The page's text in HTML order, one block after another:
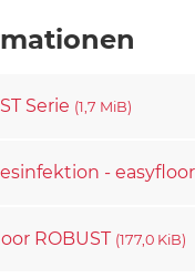
Serie (1,7 MiB)
- easyfloor
ROBUST (177,0 KiB)